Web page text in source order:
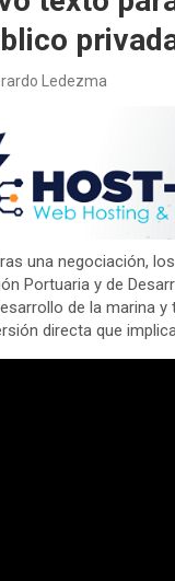
Ledezma
una negociación,
Portuaria y de
de la marina
directa que